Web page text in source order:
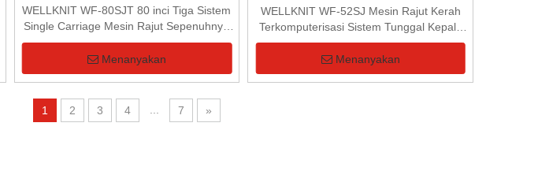
WELLKNIT WF-80SJT 80 inci Tiga Sistem
Single Carriage Mesin Rajut Sepenuhnya
Jacquard Collar
Menanyakan
WELLKNIT WF-52SJ Mesin Rajut Kerah
Terkomputerisasi Sistem Tunggal Kepala
Tunggal 52 inci
Menanyakan
1 2 3 4 7 »